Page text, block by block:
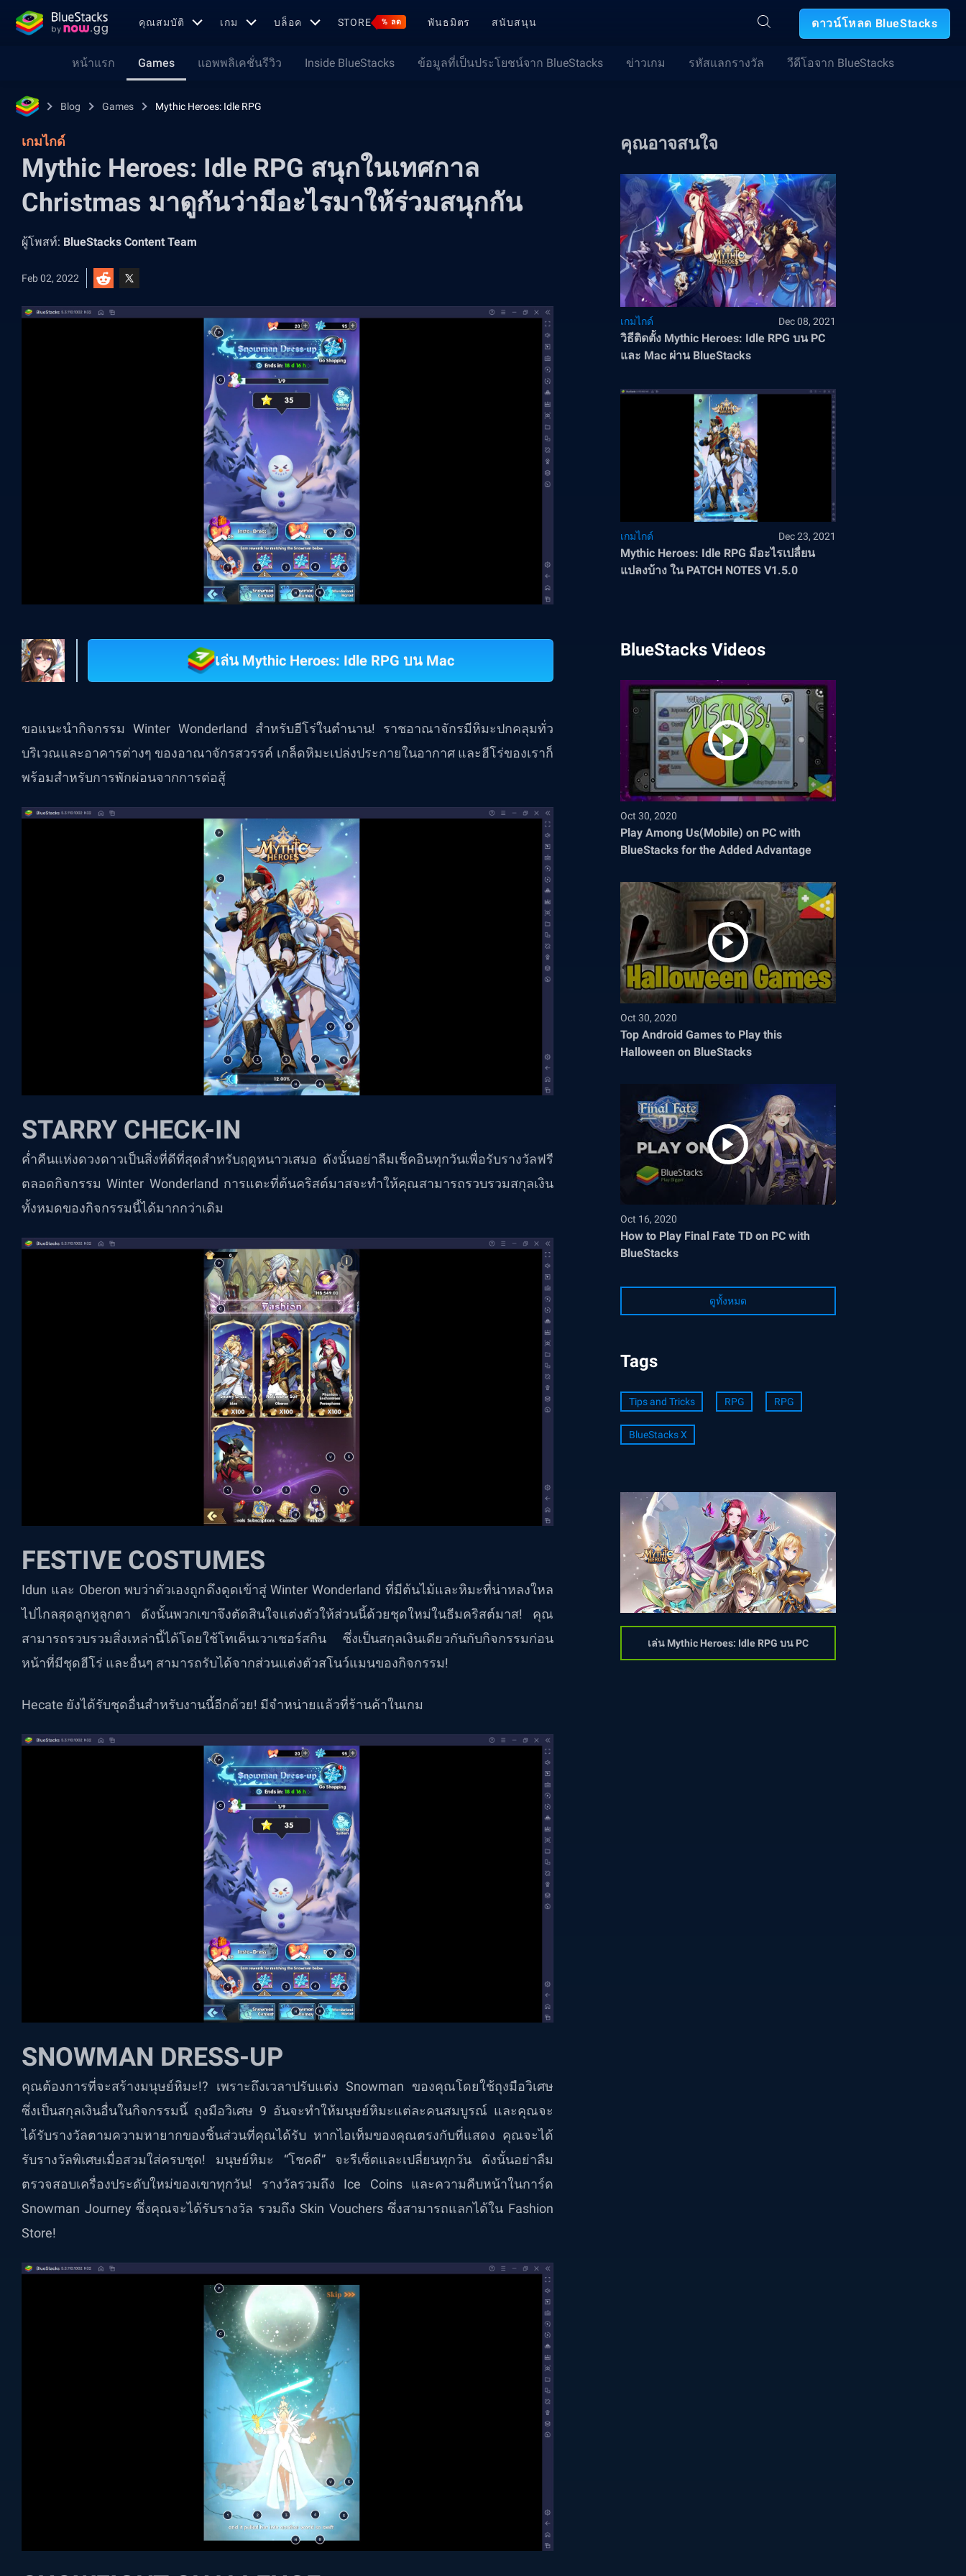
คุณสมบัติ เกม บล็อค STORE % ลด พันธมิตร สนับสนุน ดาวน์โหลด BlueStacks
หน้าแรก Games แอพพลิเคชั่นรีวิว Inside BlueStacks ข้อมูลที่เป็นประโยชน์จาก BlueStacks ข่าวเกม รหัสแลกรางวัล วีดีโอจาก BlueStacks
Blog Games Mythic Heroes: Idle RPG
เกมไกด์
Mythic Heroes: Idle RPG สนุกในเทศกาล
Christmas มาดูกันว่ามีอะไรมาให้ร่วมสนุกกัน
ผู้โพสท์: BlueStacks Content Team
Feb 02, 2022
เล่น Mythic Heroes: Idle RPG บน Mac
ขอแนะนำกิจกรรม Winter Wonderland สำหรับฮีโร่ในตำนาน! ราชอาณาจักรมีหิมะปกคลุมทั่ว
บริเวณและอาคารต่างๆ ของอาณาจักรสวรรค์ เกล็ดหิมะเปล่งประกายในอากาศ และฮีโร่ของเราก็
พร้อมสำหรับการพักผ่อนจากการต่อสู้
STARRY CHECK-IN
ค่ำคืนแห่งดวงดาวเป็นสิ่งที่ดีที่สุดสำหรับฤดูหนาวเสมอ ดังนั้นอย่าลืมเช็คอินทุกวันเพื่อรับรางวัลฟรี
ตลอดกิจกรรม Winter Wonderland การแตะที่ต้นคริสต์มาสจะทำให้คุณสามารถรวบรวมสกุลเงิน
ทั้งหมดของกิจกรรมนี้ได้มากกว่าเดิม
FESTIVE COSTUMES
Idun และ Oberon พบว่าตัวเองถูกดึงดูดเข้าสู่ Winter Wonderland ที่มีต้นไม้และหิมะที่น่าหลงใหล
ไปไกลสุดลูกหูลูกตา ดังนั้นพวกเขาจึงตัดสินใจแต่งตัวให้ส่วนนี้ด้วยชุดใหม่ในธีมคริสต์มาส! คุณ
สามารถรวบรวมสิ่งเหล่านี้ได้โดยใช้โทเค็นเวาเชอร์สกิน ซึ่งเป็นสกุลเงินเดียวกันกับกิจกรรมก่อน
หน้าที่มีชุดฮีโร่ และอื่นๆ สามารถรับได้จากส่วนแต่งตัวสโนว์แมนของกิจกรรม!
Hecate ยังได้รับชุดอื่นสำหรับงานนี้อีกด้วย! มีจำหน่ายแล้วที่ร้านค้าในเกม
SNOWMAN DRESS-UP
คุณต้องการที่จะสร้างมนุษย์หิมะ!? เพราะถึงเวลาปรับแต่ง Snowman ของคุณโดยใช้ถุงมือวิเศษ
ซึ่งเป็นสกุลเงินอื่นในกิจกรรมนี้ ถุงมือวิเศษ 9 อันจะทำให้มนุษย์หิมะแต่ละคนสมบูรณ์ และคุณจะ
ได้รับรางวัลตามความหายากของชิ้นส่วนที่คุณได้รับ หากไอเท็มของคุณตรงกับที่แสดง คุณจะได้
รับรางวัลพิเศษเมื่อสวมใส่ครบชุด! มนุษย์หิมะ “โชคดี” จะรีเซ็ตและเปลี่ยนทุกวัน ดังนั้นอย่าลืม
ตรวจสอบเครื่องประดับใหม่ของเขาทุกวัน! รางวัลรวมถึง Ice Coins และความคืบหน้าในการ์ด
Snowman Journey ซึ่งคุณจะได้รับรางวัล รวมถึง Skin Vouchers ซึ่งสามารถแลกได้ใน Fashion
Store!
คุณอาจสนใจ
เกมไกด์ Dec 08, 2021
วิธีติดตั้ง Mythic Heroes: Idle RPG บน PC
และ Mac ผ่าน BlueStacks
เกมไกด์ Dec 23, 2021
Mythic Heroes: Idle RPG มีอะไรเปลื่ยน
แปลงบ้าง ใน PATCH NOTES V1.5.0
BlueStacks Videos
Oct 30, 2020
Play Among Us(Mobile) on PC with
BlueStacks for the Added Advantage
Oct 30, 2020
Top Android Games to Play this
Halloween on BlueStacks
Oct 16, 2020
How to Play Final Fate TD on PC with
BlueStacks
ดูทั้งหมด
Tags
Tips and Tricks RPG RPG
BlueStacks X
เล่น Mythic Heroes: Idle RPG บน PC